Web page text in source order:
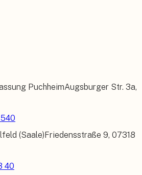
PuchheimAugsburger Str. 3a,
(Saale)Friedensstraße 9, 07318
40